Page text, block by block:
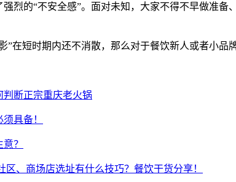
烈的“不安全感”。面对未知，大家不得不早做准备
”在短时期内还不消散，那么对于餐饮新人或者小品
断正宗重庆老火锅
具备！
？
区、商场店选址有什么技巧？餐饮干货分享！